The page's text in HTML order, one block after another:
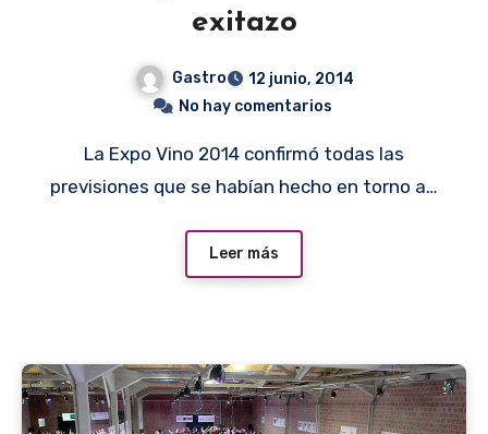
exitazo
Gastro
12 junio, 2014
No hay comentarios
La Expo Vino 2014 confirmó todas las
previsiones que se habían hecho en torno a…
Leer más